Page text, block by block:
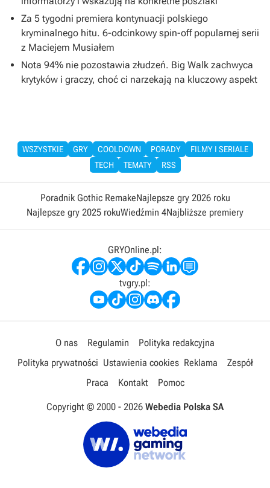
Za 5 tygodni premiera kontynuacji polskiego
kryminalnego hitu. 6-odcinkowy spin-off popularnej serii
z Maciejem Musiałem
Nota 94% nie pozostawia złudzeń. Big Walk zachwyca
krytyków i graczy, choć ci narzekają na kluczowy aspekt
WSZYSTKIE GRY COOLDOWN PORADY
FILMY I SERIALE
TECH
TEMATY RSS
Poradnik Gothic RemakeNajlepsze gry 2026 roku
Najlepsze gry 2025 rokuWiedźmin 4Najbliższe premiery
GRYOnline.pl:
tvgry.pl:
O nas Regulamin
Polityka redakcyjna
Polityka prywatności Ustawienia cookies Reklama
Zespół
Praca
Kontakt Pomoc
Copyright © 2000 - 2026 Webedia Polska SA